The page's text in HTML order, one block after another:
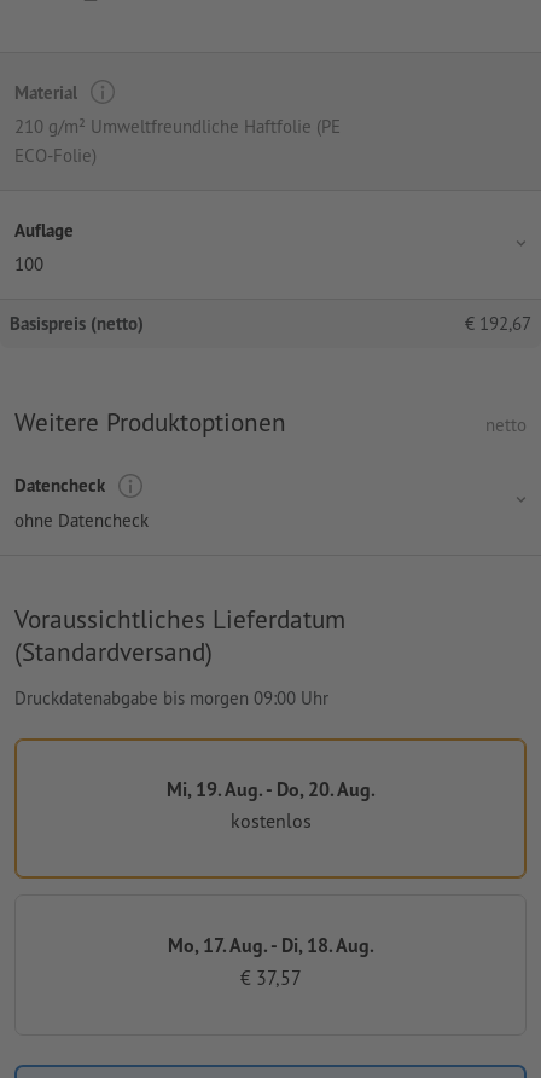
Material
210 g/m² Umweltfreundliche Haftfolie (PE
ECO-Folie)
Auflage
100
Basispreis (netto) € 192,67
Weitere Produktoptionen netto
Datencheck
ohne Datencheck
Voraussichtliches Lieferdatum
(Standardversand)
Druckdatenabgabe bis morgen 09:00 Uhr
Mi, 19. Aug. - Do, 20. Aug.
kostenlos
Mo, 17. Aug. - Di, 18. Aug.
€ 37,57